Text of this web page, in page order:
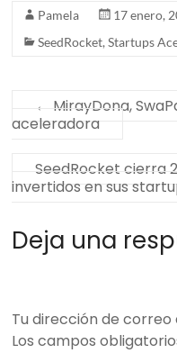
Pamela
17 enero,
SeedRocket,Startups
←
MirayDona,
aceleradora
SeedRocket cierra
invertidos en sus
Deja una
Tu dirección de
Los campos